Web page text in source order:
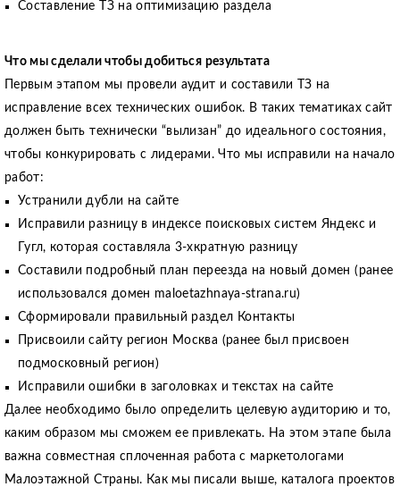
Составление ТЗ на оптимизацию раздела
Что мы cделали чтобы добиться результата
Первым этапом мы провели аудит и составили ТЗ на
исправление всех технических ошибок. В таких тематиках сайт
должен быть технически “вылизан” до идеального состояния,
чтобы конкурировать с лидерами. Что мы исправили на начало
работ:
Устранили дубли на сайте
Исправили разницу в индексе поисковых систем Яндекс и
Гугл, которая составляла 3-хкратную разницу
Составили подробный план переезда на новый домен (ранее
использовался домен maloetazhnaya-strana.ru)
Сформировали правильный раздел Контакты
Присвоили сайту регион Москва (ранее был присвоен
подмосковный регион)
Исправили ошибки в заголовках и текстах на сайте
Далее необходимо было определить целевую аудиторию и то,
каким образом мы сможем ее привлекать. На этом этапе была
важна совместная сплоченная работа с маркетологами
Малоэтажной Страны. Как мы писали выше, каталога проектов